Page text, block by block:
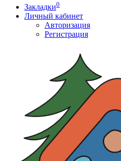
Закладки0
Личный кабинет
Авторизация
Регистрация